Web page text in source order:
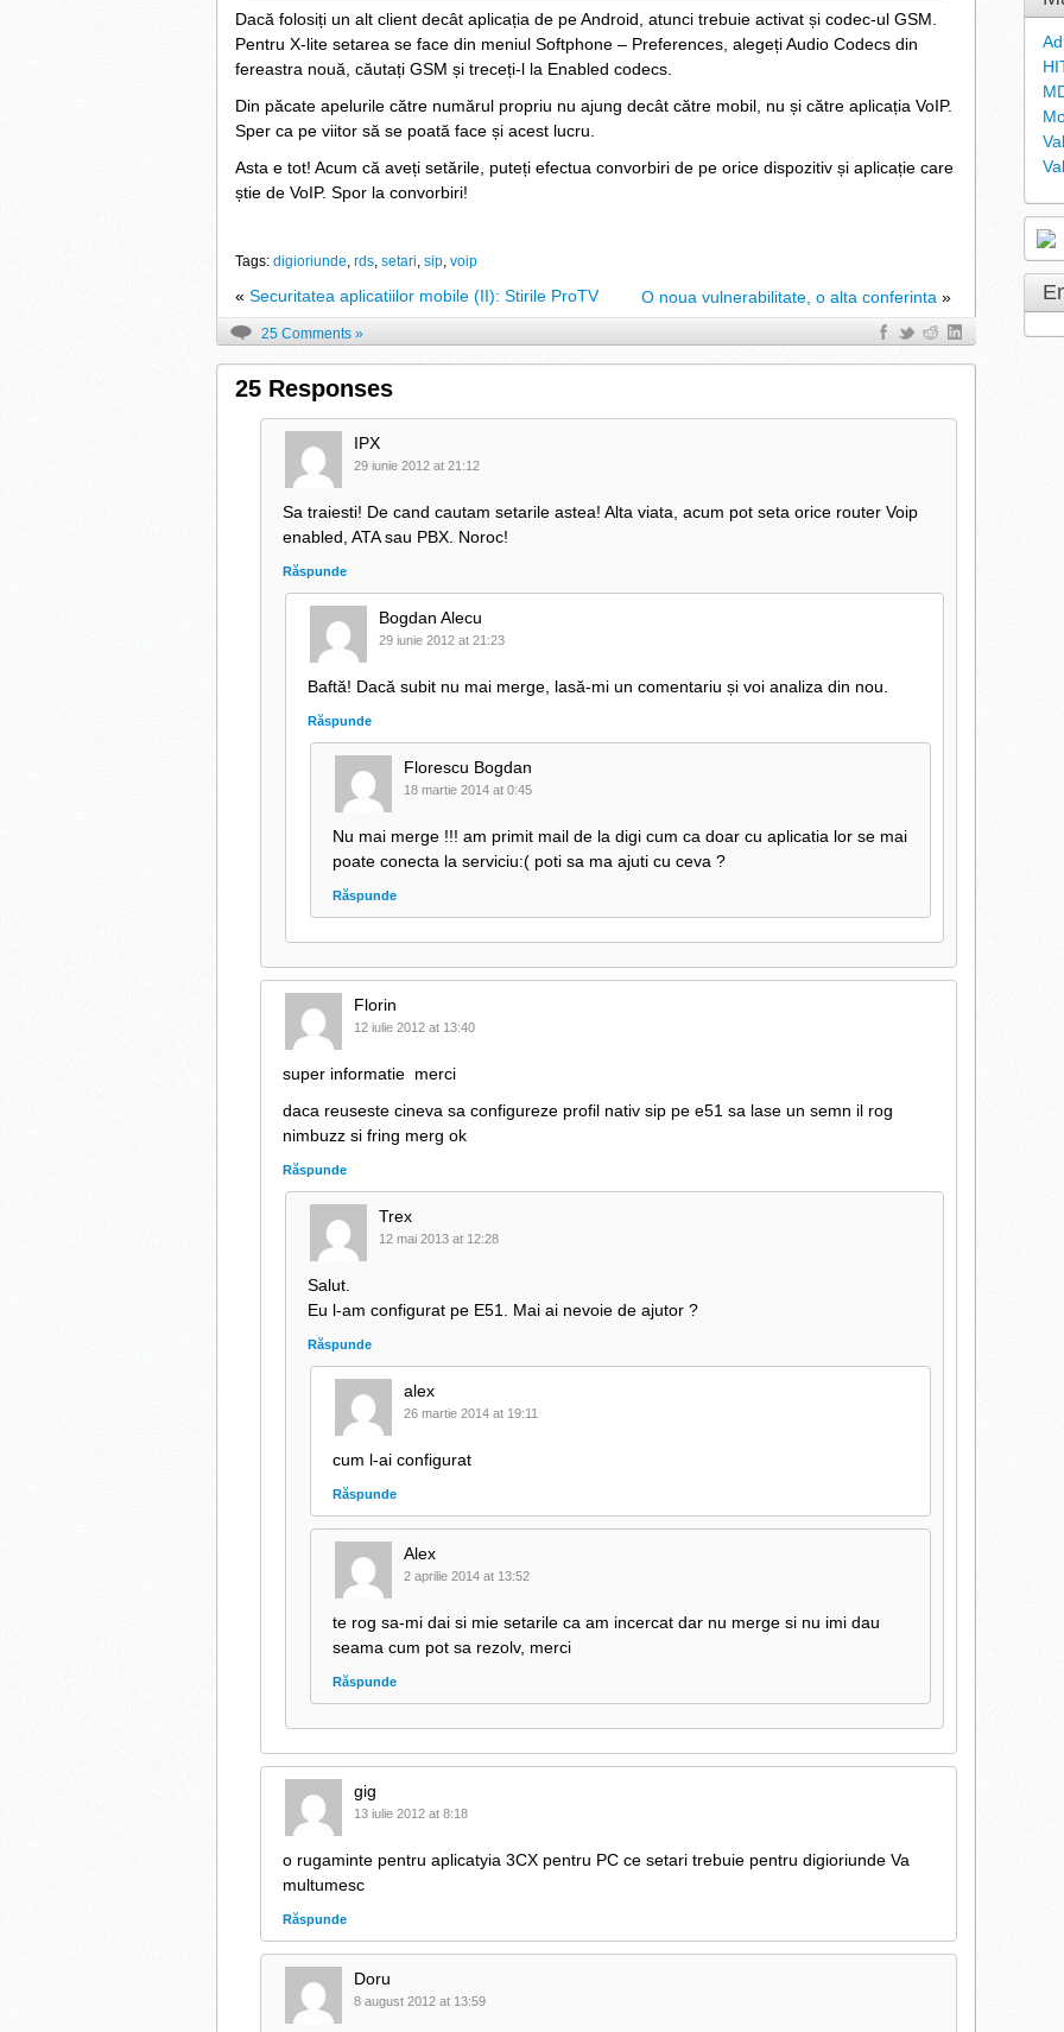
Dacă folosiți un alt client decât aplicația de pe Android, atunci trebuie activat și codec-ul GSM.
Pentru X-lite setarea se face din meniul Softphone – Preferences, alegeți Audio Codecs din
fereastra nouă, căutați GSM și treceți-l la Enabled codecs.
Din păcate apelurile către numărul propriu nu ajung decât către mobil, nu și către aplicația VoIP.
Sper ca pe viitor să se poată face și acest lucru.
Asta e tot! Acum că aveți setările, puteți efectua convorbiri de pe orice dispozitiv și aplicație care
știe de VoIP. Spor la convorbiri!
Tags: digioriunde, rds, setari, sip, voip
« Securitatea aplicatiilor mobile (II): Stirile ProTV O noua vulnerabilitate, o alta conferinta »
25 Comments »
25 Responses
IPX
29 iunie 2012 at 21:12
Sa traiesti! De cand cautam setarile astea! Alta viata, acum pot seta orice router Voip
enabled, ATA sau PBX. Noroc!
Răspunde
Bogdan Alecu
29 iunie 2012 at 21:23
Baftă! Dacă subit nu mai merge, lasă-mi un comentariu și voi analiza din nou.
Răspunde
Florescu Bogdan
18 martie 2014 at 0:45
Nu mai merge !!! am primit mail de la digi cum ca doar cu aplicatia lor se mai
poate conecta la serviciu:( poti sa ma ajuti cu ceva ?
Răspunde
Florin
12 iulie 2012 at 13:40
super informatie merci
daca reuseste cineva sa configureze profil nativ sip pe e51 sa lase un semn il rog
nimbuzz si fring merg ok
Răspunde
Trex
12 mai 2013 at 12:28
Salut.
Eu l-am configurat pe E51. Mai ai nevoie de ajutor ?
Răspunde
alex
26 martie 2014 at 19:11
cum l-ai configurat
Răspunde
Alex
2 aprilie 2014 at 13:52
te rog sa-mi dai si mie setarile ca am incercat dar nu merge si nu imi dau
seama cum pot sa rezolv, merci
Răspunde
gig
13 iulie 2012 at 8:18
o rugaminte pentru aplicatyia 3CX pentru PC ce setari trebuie pentru digioriunde Va
multumesc
Răspunde
Doru
8 august 2012 at 13:59